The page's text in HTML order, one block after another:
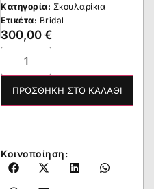
Κατηγορία: Σκουλαρίκια
Ετικέτα: Bridal
300,00 €
ΠΡΟΣΘΉΚΗ ΣΤΟ ΚΑΛΆΘΙ
Κοινοποίηση: